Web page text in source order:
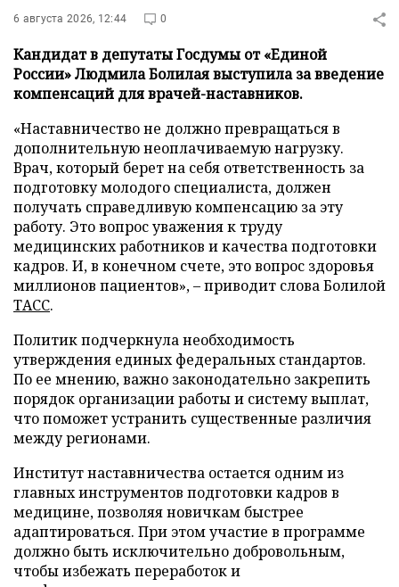
6 августа 2026, 12:44 0
Кандидат в депутаты Госдумы от «Единой
России» Людмила Болилая выступила за введение
компенсаций для врачей-наставников.
«Наставничество не должно превращаться в
дополнительную неоплачиваемую нагрузку.
Врач, который берет на себя ответственность за
подготовку молодого специалиста, должен
получать справедливую компенсацию за эту
работу. Это вопрос уважения к труду
медицинских работников и качества подготовки
кадров. И, в конечном счете, это вопрос здоровья
миллионов пациентов», – приводит слова Болилой
ТАСС.
Политик подчеркнула необходимость
утверждения единых федеральных стандартов.
По ее мнению, важно законодательно закрепить
порядок организации работы и систему выплат,
что поможет устранить существенные различия
между регионами.
Институт наставничества остается одним из
главных инструментов подготовки кадров в
медицине, позволяя новичкам быстрее
адаптироваться. При этом участие в программе
должно быть исключительно добровольным,
чтобы избежать переработок и